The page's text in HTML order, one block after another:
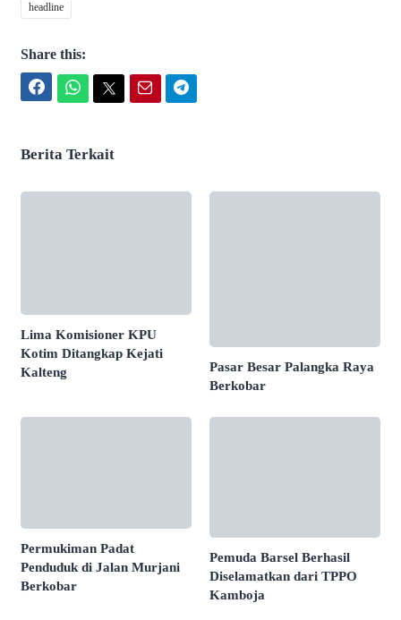
headline
Share this:
Berita Terkait
Lima Komisioner KPU
Kotim Ditangkap Kejati
Kalteng
Pasar Besar Palangka Raya
Berkobar
Permukiman Padat
Penduduk di Jalan Murjani
Berkobar
Pemuda Barsel Berhasil
Diselamatkan dari TPPO
Kamboja